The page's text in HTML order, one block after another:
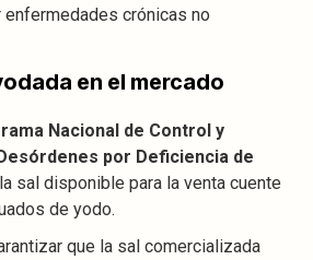
crónicas no
en el mercado
Nacional de Control y
por Deficiencia de
sal disponible para la venta cuente
de yodo.
que la sal comercializada